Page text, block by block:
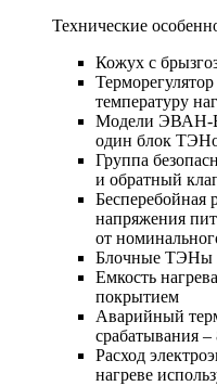
Технические
Кожух с
температуру
Модели ЭВАН-
один блок
Группа
и обратный
Бесперебойная
напряжения
от
Блочные ТЭНы
Емкость
покрытием
Аварийный
срабатывания
Расход
нагреве